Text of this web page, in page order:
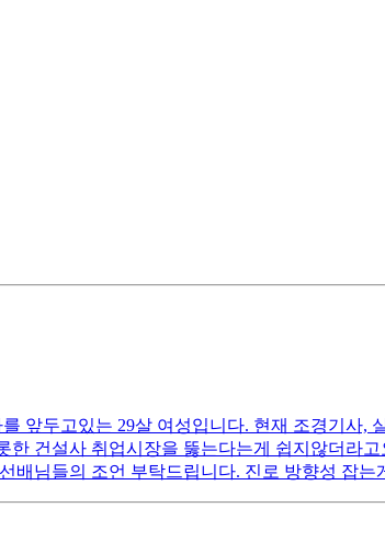
앞두고있는 29살 여성입니다. 현재 조경기사,
건설사 취업시장을 뚫는다는게 쉽지않더라
배님들의 조언 부탁드립니다. 진로 방향성 잡는